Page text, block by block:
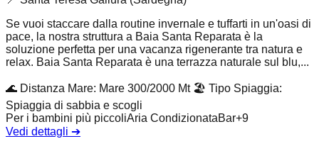
Se vuoi staccare dalla routine invernale e tuffarti in un'oasi di
pace, la nostra struttura a Baia Santa Reparata è la
soluzione perfetta per una vacanza rigenerante tra natura e
relax. Baia Santa Reparata è una terrazza naturale sul blu,...
🌊 Distanza Mare: Mare 300/2000 Mt 🏖️ Tipo Spiaggia:
Spiaggia di sabbia e scogli
Per i bambini più piccoliAria CondizionataBar+9
Vedi dettagli ➔